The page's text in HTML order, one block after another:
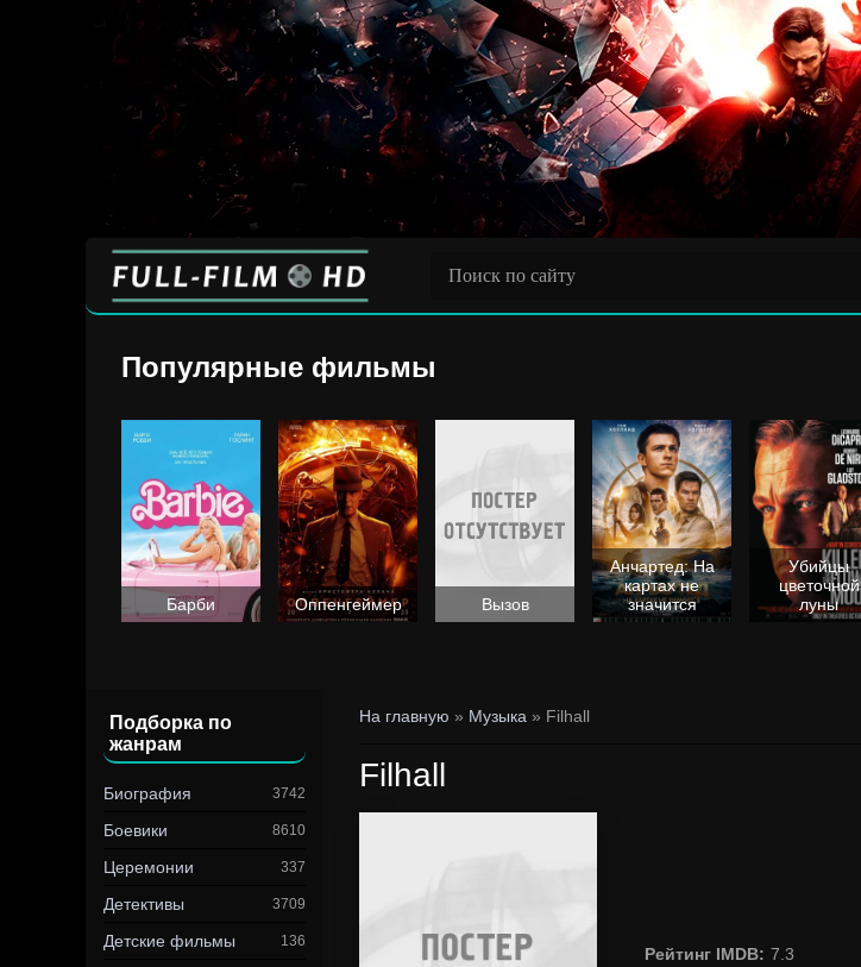
Популярные фильмы
Барби Оппенгеймер Вызов
Анчартед: На
картах не
значится
Убийцы
цветочной
луны
Подборка по
жанрам
Биография 3742
Боевики 8610
Церемонии 337
Детективы 3709
Детские фильмы 136
На главную » Музыка » Filhall
Filhall
Рейтинг IMDB: 7.3